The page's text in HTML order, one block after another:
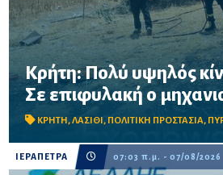
Κρήτη: Πολύ υψηλός
Σε επιφυλακή ο
ΚΡΗΤΗ ,ΛΑΣΙΘΙ , ΠΟΛΙΤΙΚΗ ΠΡΟΣΤΑΣΙΑ,
Σε επιφυλακή ο μηχανισμός
στην Κρήτη το Σάββατο 8 Αυγούστου
δασικές περιοχές, μεταξύ των
ΙΕΡΑΠΕΤΡΑ 07:03 π.μ. - 07/08/2026